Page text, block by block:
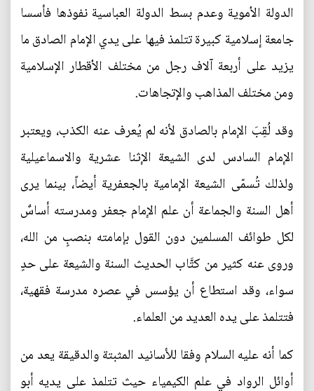
ﺍﻟﺪﻭﻟﺔ ﺍﻷﻣﻮﻳﺔ ﻭﻋﺪﻡ ﺑﺴﻂ ﺍﻟﺪﻭﻟﺔ ﺍﻟﻌﺒﺎﺳﻴﺔ ﻧﻔﻮﺫﻫﺎ ﻓﺄﺳﺴﺎ
ﺟﺎﻣﻌﺔ إﺳﻼﻣﻴﺔ ﻛﺒﻴﺮﺓ ﺗﺘﻠﻤﺬ ﻓﻴﻬﺎ ﻋﻠﻰ ﻳﺪﻱ ﺍﻹﻣﺎﻡ ﺍﻟﺼﺎﺩﻕ ﻣﺎ
ﻳﺰﻳﺪ ﻋﻠﻰ ﺃﺭﺑﻌﺔ ﺁﻻﻑ ﺭﺟﻞ ﻣﻦ ﻣﺨﺘﻠﻒ ﺍﻷﻗﻄﺎﺭ ﺍﻹﺳﻼﻣﻴﺔ
ﻭﻣﻦ ﻣﺨﺘﻠﻒ ﺍﻟﻤﺬﺍﻫﺐ ﻭﺍﻹﺗﺠﺎﻫﺎت.
‎وقد لُقِبَ الإمام بالصادق لأنه لم يُعرف عنه الكذب، ويعتبر
الإمام السادس لدى الشيعة الإثنا عشرية والاسماعيلية
ولذلك تُسمّى الشيعة الإمامية بالجعفرية أيضاً، بينما يرى
أهل السنة والجماعة أن علم الإمام جعفر ومدرسته أساسٌ
لكل طوائف المسلمين دون القول بإمامته بنصبٍ من الله،
وروى عنه كثير من كتَّاب الحديث السنة والشيعة على حدٍ
سواء، وقد استطاع أن يؤسس في عصره مدرسة فقهية،
فتتلمذ على يده العديد من العلماء.
‎كما أنه عليه السلام وفقا للأسانيد المثبتة والدقيقة يعد من
أوائل الرواد في علم الكيمياء حيث تتلمذ على يديه أبو